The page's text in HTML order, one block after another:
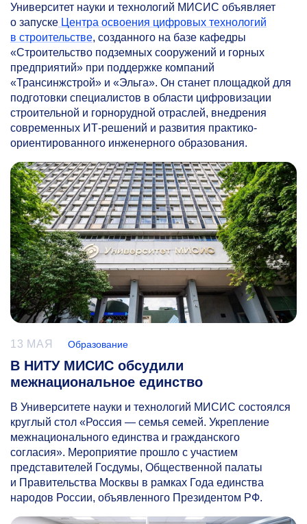
Университет науки и технологий МИСИС объявляет
о запуске Центра освоения цифровых технологий
в строительстве, созданного на базе кафедры
«Строительство подземных сооружений и горных
предприятий» при поддержке компаний
«Трансинжстрой» и «Эльга». Он станет площадкой для
подготовки специалистов в области цифровизации
строительной и горнорудной отраслей, внедрения
современных ИТ-решений и развития практико-
ориентированного инженерного образования.
13 МАЯ Образование
В НИТУ МИСИС обсудили
межнациональное единство
В Университете науки и технологий МИСИС состоялся
круглый стол «Россия — семья семей. Укрепление
межнационального единства и гражданского
согласия». Мероприятие прошло с участием
представителей Госдумы, Общественной палаты
и Правительства Москвы в рамках Года единства
народов России, объявленного Президентом РФ.